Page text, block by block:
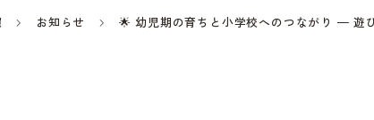
お知らせ 🌟 幼児期の育ちと小学校へのつながり — 遊